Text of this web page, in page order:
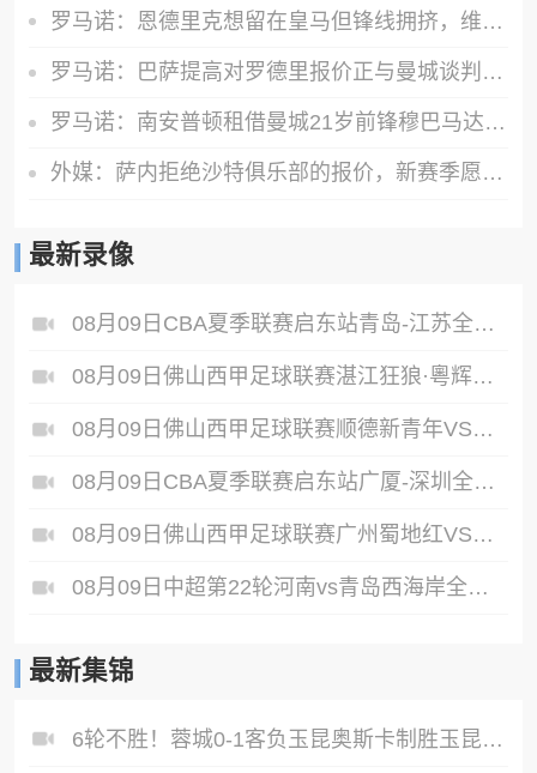
罗马诺：恩德里克想留在皇马但锋线拥挤，维拉、罗马有意租借球员
罗马诺：巴萨提高对罗德里报价正与曼城谈判，所有相关方都很乐观
罗马诺：南安普顿租借曼城21岁前锋穆巴马达成口头协议
外媒：萨内拒绝沙特俱乐部的报价，新赛季愿意继续留在加拉塔萨雷
最新录像
08月09日CBA夏季联赛启东站青岛-江苏全场录像
08月09日佛山西甲足球联赛湛江狂狼·粵辉能源VS三七互娱全场录像
08月09日佛山西甲足球联赛顺德新青年VS三水乐民兴健力宝全场录像
08月09日CBA夏季联赛启东站广厦-深圳全场录像
08月09日佛山西甲足球联赛广州蜀地红VS广东客家青年全场录像
08月09日中超第22轮河南vs青岛西海岸全场录像
最新集锦
6轮不胜！蓉城0-1客负玉昆奥斯卡制胜玉昆暂第三蓉城全场1射正